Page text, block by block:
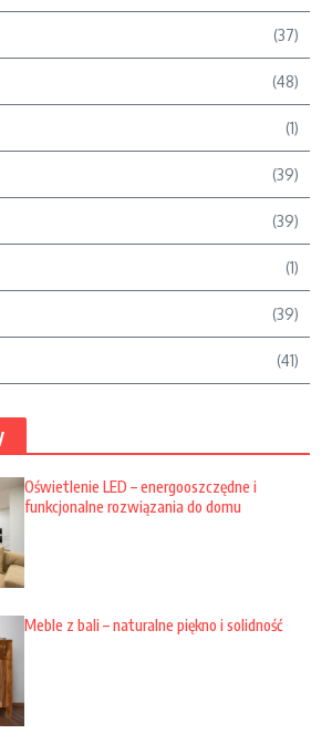
(37)
(48)
(1)
(39)
(39)
(1)
(39)
(41)
Oświetlenie LED – energooszczędne i
funkcjonalne rozwiązania do domu
Meble z bali – naturalne piękno i solidność